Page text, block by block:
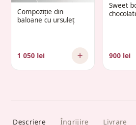
Compoziție din
baloane cu ursuleț
1 050 lei
Sweet
900 lei
Descriere Îngrijire Livrare